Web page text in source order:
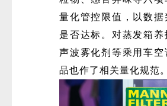
量化管控限值，以数据
是否达标。对蒸发箱养
声波雾化剂等乘用车空
品也作了相关量化规范。